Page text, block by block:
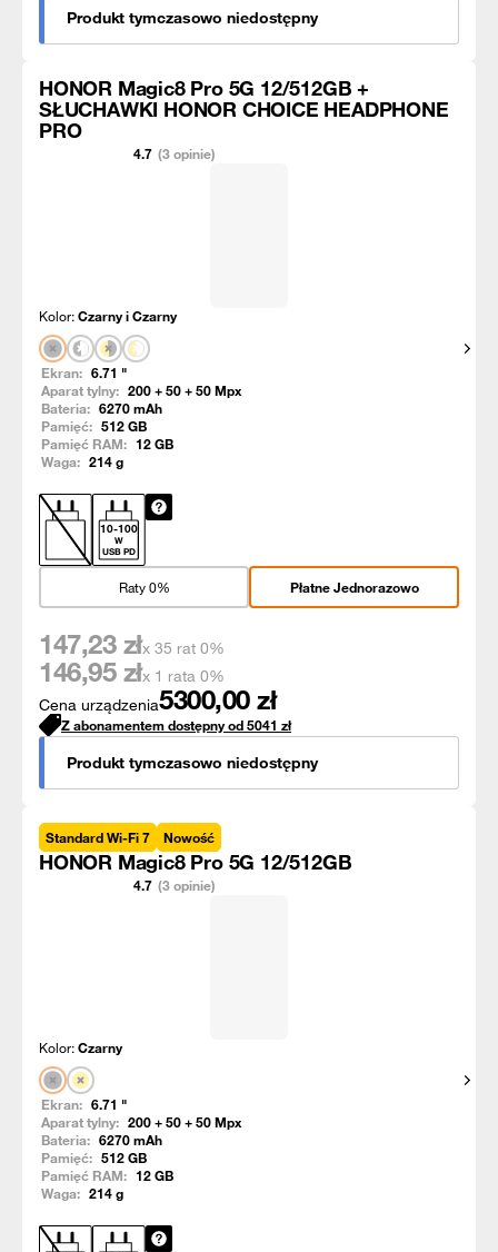
Produkt tymczasowo niedostępny
HONOR Magic8 Pro 5G 12/512GB +
SŁUCHAWKI HONOR CHOICE HEADPHONE
PRO
4.7 (3 opinie)
Kolor:Czarny i Czarny
Ekran: 6.71 "
Aparat tylny: 200 + 50 + 50Mpx
Bateria: 6270mAh
Pamięć: 512GB
Pamięć RAM: 12GB
Waga: 214g
10-100
W
USB PD
Płatne Jednorazowo
Raty 0%
Cena urządzenia5300,00 zł
147,23 złx 35 rat 0%
146,95 złx 1 rata 0%
Z abonamentem dostępny od5041 zł
Produkt tymczasowo niedostępny
Standard Wi-Fi 7 Nowość
HONOR Magic8 Pro 5G 12/512GB
4.7 (3 opinie)
Kolor:Czarny
Ekran: 6.71 "
Aparat tylny: 200 + 50 + 50Mpx
Bateria: 6270mAh
Pamięć: 512GB
Pamięć RAM: 12GB
Waga: 214g